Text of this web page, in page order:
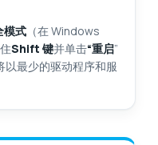
式 （在 Windows
Shift 键并单击“重启”
以最少的驱动程序和服